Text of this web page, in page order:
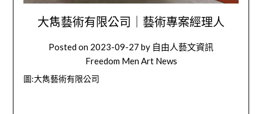
大雋藝術有限公司｜藝術專案經理人
Posted on 2023-09-27 by 自由人藝文資訊
Freedom Men Art News
圖:大雋藝術有限公司